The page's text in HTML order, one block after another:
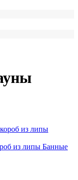
из липы Банные